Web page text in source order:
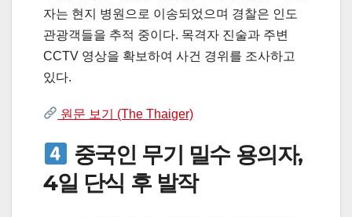
자는 현지 병원으로 이송되었으며 경찰은 인도
관광객들을 추적 중이다. 목격자 진술과 주변
CCTV 영상을 확보하여 사건 경위를 조사하고
있다.
원문 보기 (The Thaiger)
중국인 무기 밀수 용의자,
4일 단식 후 발작